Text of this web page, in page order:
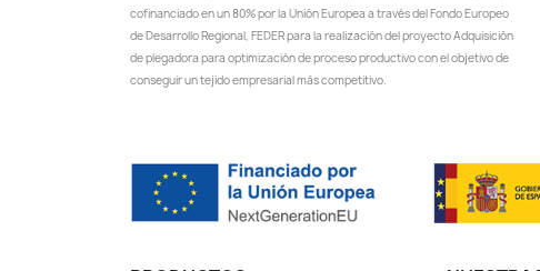
cofinanciado en un 80% por la Unión Europea a través del Fondo Europeo
de Desarrollo Regional, FEDER para la realización del proyecto Adquisición
de plegadora para optimización de proceso productivo con el objetivo de
conseguir un tejido empresarial más competitivo.